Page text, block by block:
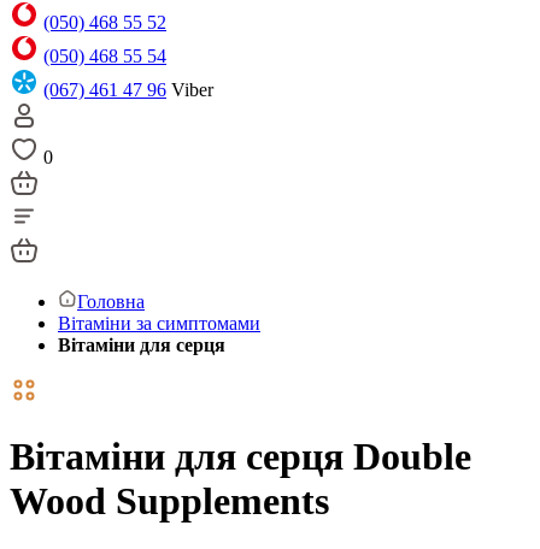
(050) 468 55 52
(050) 468 55 54
(067) 461 47 96 Viber
0
Головна
Вітаміни за симптомами
Вітаміни для серця
Вітаміни для серця Double
Wood Supplements